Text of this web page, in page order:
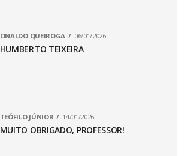
ONALDO QUEIROGA 06/01/2026
HUMBERTO TEIXEIRA
TEÓFILO JÚNIOR 14/01/2026
MUITO OBRIGADO, PROFESSOR!